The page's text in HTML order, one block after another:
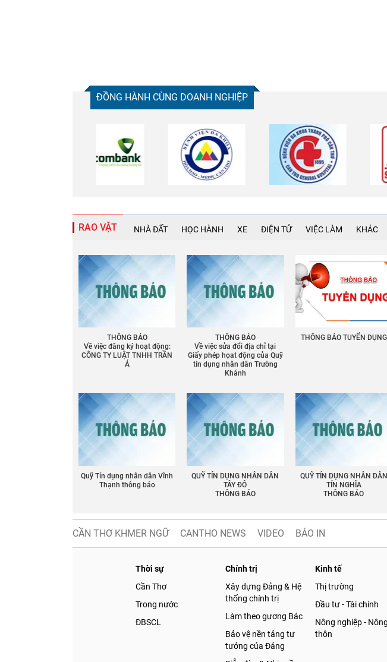
ĐỒNG HÀNH CÙNG DOANH NGHIỆP
RAO VẶT NHÀ ĐẤT HỌC HÀNH XE ĐIỆN TỬ VIỆC LÀM KHÁC
THÔNG BÁO
Về việc đăng ký hoạt động:
CÔNG TY LUẬT TNHH TRẦN
Á
THÔNG BÁO
Về việc sửa đổi địa chỉ tại
Giấy phép họat động của Quỹ
tín dụng nhân dân Trường
Khánh
THÔNG BÁO TUYỂN DỤNG
Quỹ Tín dụng nhân dân Vĩnh
Thạnh thông báo
QUỸ TÍN DỤNG NHÂN DÂN
TÂY ĐÔ
THÔNG BÁO
QUỸ TÍN DỤNG NHÂN DÂN
TÍN NGHĨA
THÔNG BÁO
CẦN THƠ KHMER NGỮ CANTHO NEWS VIDEO BÁO IN
Thời sự
Cần Thơ
Trong nước
ĐBSCL
Chính trị
Xây dựng Đảng & Hệ
thống chính trị
Làm theo gương Bác
Bảo vệ nền tảng tư
tưởng của Đảng
Kinh tế
Thị trường
Đầu tư - Tài chính
Nông nghiệp - Nông
thôn